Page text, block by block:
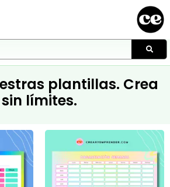
plantillas. Crea
sin límites.